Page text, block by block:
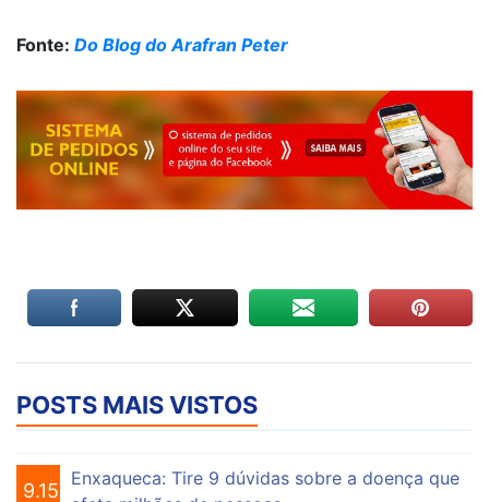
Fonte: Do Blog do Arafran Peter
POSTS MAIS VISTOS
9.155
Enxaqueca: Tire 9 dúvidas sobre a doença que